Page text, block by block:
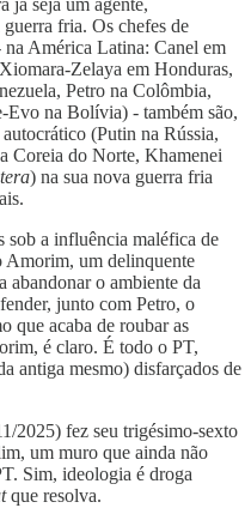
fria. Os chefes de
na América Latina: Canel em
Zelaya em Honduras,
Petro na Colômbia,
na Bolívia) - também são,
(Putin na Rússia,
Coreia do Norte, Khamenei
) na sua nova guerra fria
a influência maléfica de
Amorim, um delinquente
o ambiente da
junto com Petro, o
que acaba de roubar as
é claro. É todo o PT,
antiga mesmo) disfarçados de
2025) fez seu trigésimo-sexto
um muro que ainda não
Sim, ideologia é droga
que resolva.